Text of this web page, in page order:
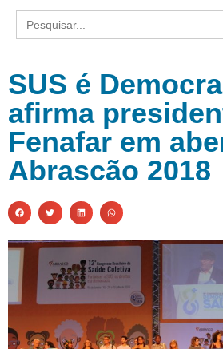
Search
for:
SUS é
afirma
Fenafar em
Abrascão 2018